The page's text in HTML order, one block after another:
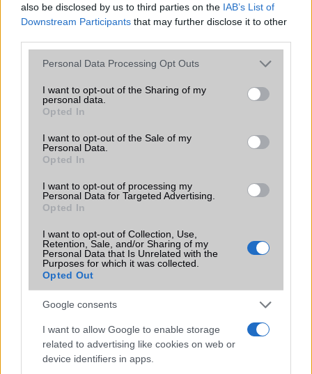
also be disclosed by us to third parties on the IAB’s List of
Downstream Participants that may further disclose it to other
Please note that this website/app uses one or more Google
not limited to your visit or usage behaviour. You may click to
grant or deny consent to Google and its third-party tags to
use your data for below specified purposes in below Google
consent section.
Personal Data Processing Opt Outs
I want to opt-out of the Sharing of my
personal data.
Opted In
I want to opt-out of the Sale of my
Personal Data.
Opted In
I want to opt-out of processing my
Personal Data for Targeted Advertising.
Opted In
I want to opt-out of Collection, Use,
Retention, Sale, and/or Sharing of my
Personal Data that Is Unrelated with the
Purposes for which it was collected.
Opted Out
Google consents
I want to allow Google to enable storage
related to advertising like cookies on web or
device identifiers in apps.
iPhone 18 bemutató dátum - ekkor
csúcsmobilokról
2026.06.29| Phone Arena
mellett a régóta pletykált hajlítható iPhone Ultra is
bemutatkozhat, miközben az áremelésekről szóló
Az Android rejtett automatizmusai: hat
funkció, amely észrevétlenül könnyíti
meg a mindennapokat
2026.06.14| Android Police
Sok felhasználó külön alkalmazásokra esküszik, pedig az
amelyek maguktól dolgoznak a háttérben.
Ez a rejtett Samsung funkció teljesen
megváltoztatja a mobilhasználatot –
sokan mégsem tudnak róla
2026.07.12 | Android Central
Az Edge Panel az egyik leghasznosabb funkció, amely
jelentősen felgyorsítja a mindennapi használatot,
miközben a Pixel telefonokból továbbra is hiányzik.